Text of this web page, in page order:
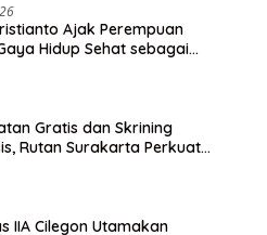
Ajak Perempuan
Hidup Sehat sebagai
Gratis dan Skrining
Rutan Surakarta Perkuat
IIA Cilegon Utamakan